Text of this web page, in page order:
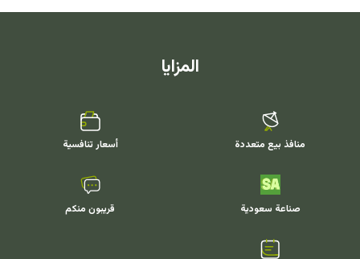
المزايا
منافذ بيع متعددة أسعار تنافسية
صناعة سعودية قريبون منكم